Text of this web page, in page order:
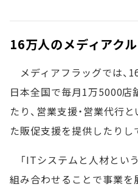
16万人のメディアク
メディアフラッグでは、
日本全国で毎月1万5000店
たり、営業支援・営業代行
た販促支援を提供したりし
「ITシステムと人材とい
組み合わせることで事業を